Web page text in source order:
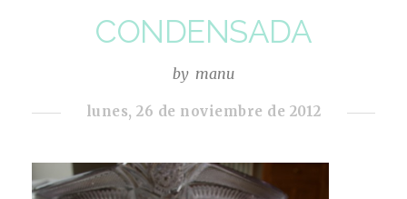
CONDENSADA
by manu
lunes, 26 de noviembre de 2012